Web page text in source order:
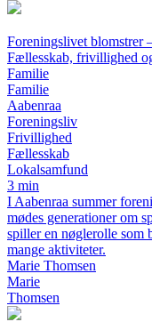
Foreningslivet blomstrer
Fællesskab, frivillighed
Familie
Familie
Aabenraa
Foreningsliv
Frivillighed
Fællesskab
Lokalsamfund
3 min
I Aabenraa summer
mødes generationer om
spiller en nøglerolle som
mange aktiviteter.
Marie Thomsen
Marie
Thomsen